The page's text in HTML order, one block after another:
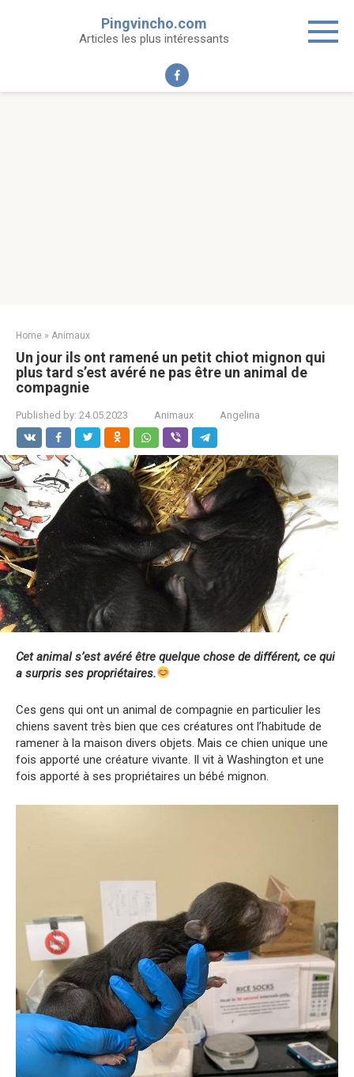
Pingvincho.com
Articles les plus intéressants
Home » Animaux
Un jour ils ont ramené un petit chiot mignon qui
plus tard s’est avéré ne pas être un animal de
compagnie
Published by: 24.05.2023 Animaux Angelina
Cet animal s’est avéré être quelque chose de différent, ce qui
a surpris ses propriétaires.
Ces gens qui ont un animal de compagnie en particulier les
chiens savent très bien que ces créatures ont l’habitude de
ramener à la maison divers objets. Mais ce chien unique une
fois apporté une créature vivante. Il vit à Washington et une
fois apporté à ses propriétaires un bébé mignon.